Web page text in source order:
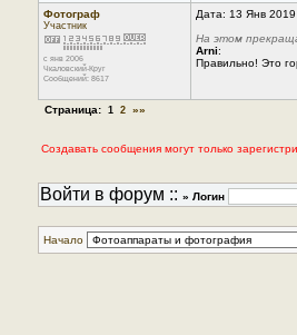
Фотограф
Участник
с янв 2006
Чкаловский-Круг
Сообщений: 8617
Дата: 13 Янв
На этом
Arni:
Правильно! Это
Страница: 1 2 »»
Создавать сообщения могут только
Войти в форум :: » Логин
Начало